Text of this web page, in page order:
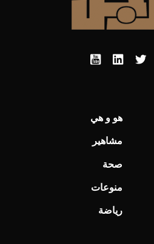
هو و هي
مشاهير
صحة
منوعات
رياضة